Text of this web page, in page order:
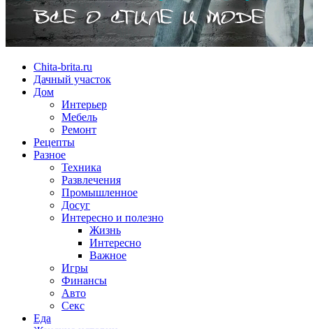
Chita-brita.ru
Дачный участок
Дом
Интерьер
Мебель
Ремонт
Рецепты
Разное
Техника
Развлечения
Промышленное
Досуг
Интересно и полезно
Жизнь
Интересно
Важное
Игры
Финансы
Авто
Секс
Еда